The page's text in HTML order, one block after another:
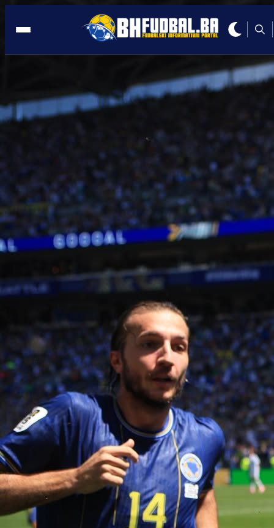
ZENICA
10:40, 13.11.2025
Hoće li se nastaviti tradicija: Rumunija
nikad nije slavila na Bilinom polju!
10:40, 13.11.2025